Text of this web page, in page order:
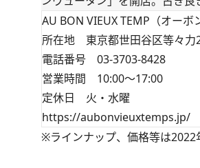
AU BON VIEUX TEMP（オーボ
所在地 東京都世田谷区等々力
電話番号 03-3703-8428
営業時間 10:00～17:00
定休日 火・水曜
https://aubonvieuxtemps.jp/
※ラインナップ、価格等は2022